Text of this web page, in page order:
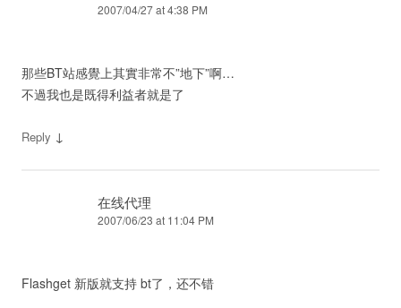
2007/04/27 at 4:38 PM
那些BT站感覺上其實非常不”地下”啊…
不過我也是既得利益者就是了
Reply ↓
在线代理
2007/06/23 at 11:04 PM
Flashget 新版就支持 bt了，还不错